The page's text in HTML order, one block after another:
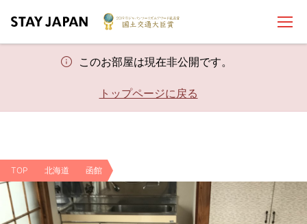
このお部屋は現在非公開です。
トップページに戻る
TOP 北海道 函館